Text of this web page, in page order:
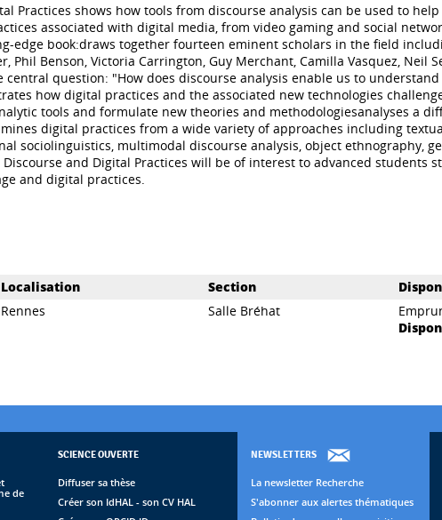
Practices shows how tools from discourse analysis can be used to
associated with digital media, from video gaming and social
edge book:draws together fourteen eminent scholars in the field
Phil Benson, Victoria Carrington, Guy Merchant, Camilla Vasquez, Neil
central question: "How does discourse analysis enable us to
how digital practices and the associated new technologies
tools and formulate new theories and methodologiesanalyses a
digital practices from a wide variety of approaches including
sociolinguistics, multimodal discourse analysis, object ethnography,
and Digital Practices will be of interest to advanced students
and digital practices.
Localisation Section
Rennes Salle Bréhat
de
SCIENCE OUVERTE
Diffuser sa thèse
Créer son IdHAL - son CV HAL
NEWSLETTERS
La newsletter Recherche
S'abonner aux alertes thématiques